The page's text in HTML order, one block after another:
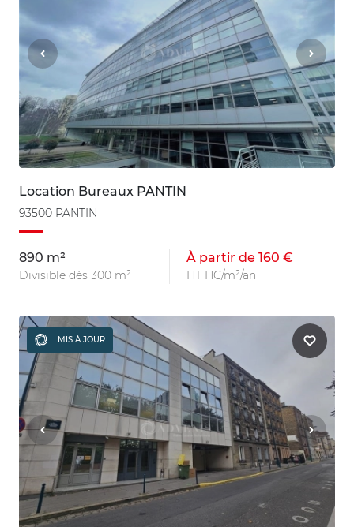
Location Bureaux PANTIN
93500 PANTIN
890 m²
Divisible dès 300 m²
À partir de 160 €
HT HC/m²/an
MIS À JOUR